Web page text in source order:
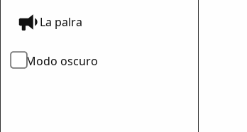
La palra
Modo oscuro